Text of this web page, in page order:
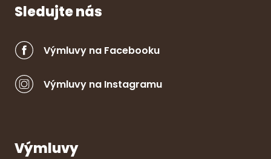
Sledujte nás
Výmluvy na Facebooku
Výmluvy na Instagramu
Výmluvy